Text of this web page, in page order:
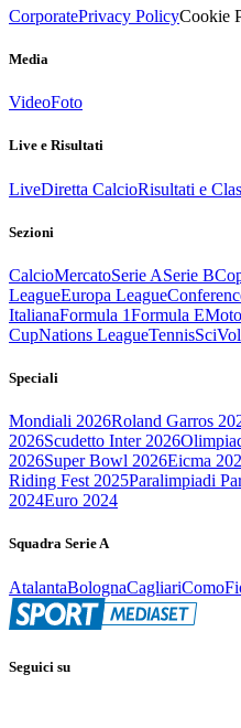
CorporatePrivacy PolicyCookie
Media
VideoFoto
Live e Risultati
LiveDiretta CalcioRisultati e
Sezioni
CalcioMercatoSerie ASerie B
LeagueEuropa League
ItalianaFormula 1Formula E
CupNations LeagueTennisSci
Speciali
Mondiali 2026Roland Garros
2026Scudetto Inter 2026
2026Super Bowl 2026Eicma
Riding Fest 2025Paralimpiadi
2024Euro 2024
Squadra Serie A
AtalantaBolognaCagliariComo
Seguici su